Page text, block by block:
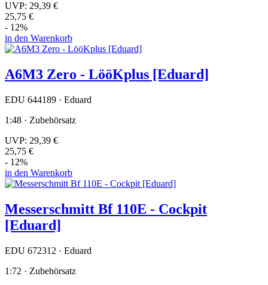
UVP: 29,39 €
25,75 €
- 12%
in den Warenkorb
A6M3 Zero - LööKplus [Eduard]
EDU 644189 · Eduard
1:48 · Zubehörsatz
UVP: 29,39 €
25,75 €
- 12%
in den Warenkorb
Messerschmitt Bf 110E - Cockpit
[Eduard]
EDU 672312 · Eduard
1:72 · Zubehörsatz